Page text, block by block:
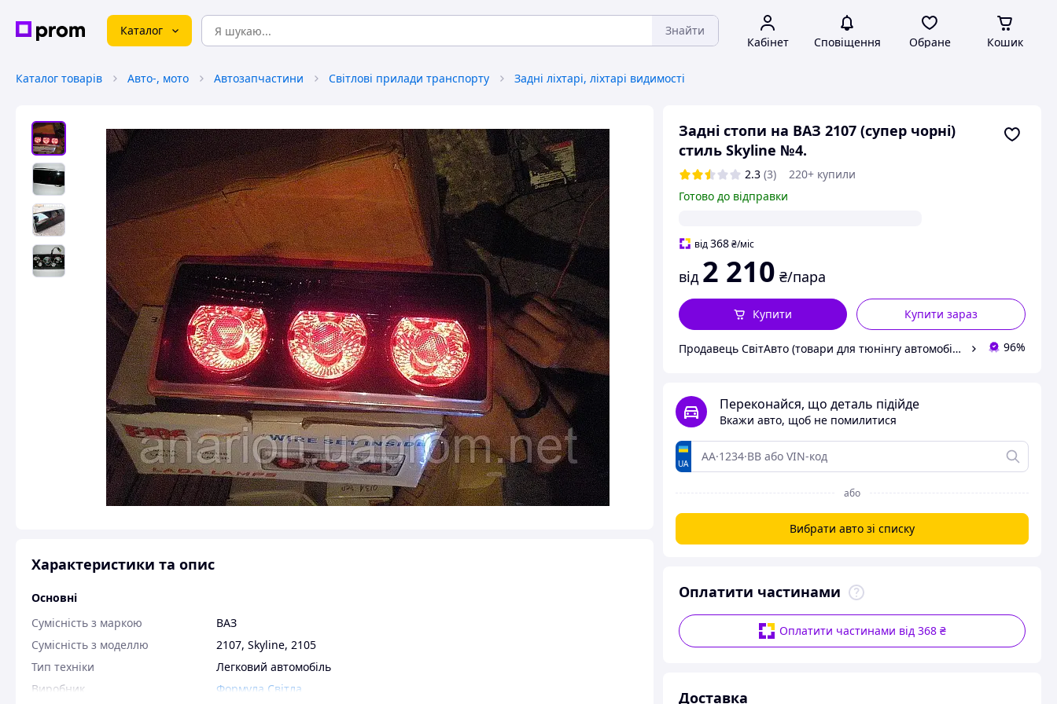
Каталог Знайти
Кабінет Сповіщення Обране Кошик
Каталог товарів Авто-, мото Автозапчастини Світлові прилади транспорту Задні ліхтарі, ліхтарі видимості
Задні стопи на ВАЗ 2107 (супер чорні)
стиль Skyline №4.
2.3 (3)
220+ купили
Готово до відправки
від368 ₴/міс
від 2 210 ₴/пара
Купити зараз
Купити
Продавець СвітАвто (товари для тюнінгу автомобілів ВАЗ) 96%
Переконайся, що деталь підійде
Вкажи авто, щоб не помилитися
UA
або
Вибрати авто зі списку
Оплатити частинами
Оплатити частинами від 368 ₴
Доставка
Характеристики та опис
Основні
Сумісність з маркою
ВАЗ
Сумісність з моделлю
2107, Skyline, 2105
Тип техніки
Легковий автомобіль
Виробник
Формула Світла